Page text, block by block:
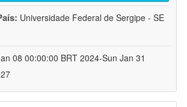
Universidade Federal de Sergipe - SE
08 00:00:00 BRT 2024-Sun Jan 31